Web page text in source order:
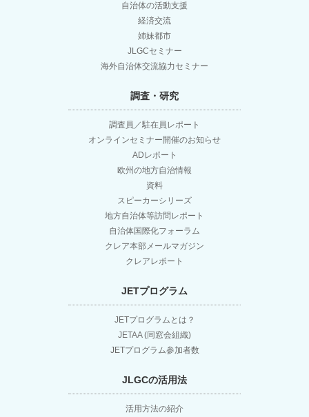
自治体の活動支援
経済交流
姉妹都市
JLGCセミナー
海外自治体交流協力セミナー
調査・研究
調査員／駐在員レポート
オンラインセミナー開催のお知らせ
ADレポート
欧州の地方自治情報
資料
スピーカーシリーズ
地方自治体等訪問レポート
自治体国際化フォーラム
クレア本部メールマガジン
クレアレポート
JETプログラム
JETプログラムとは？
JETAA (同窓会組織)
JETプログラム参加者数
JLGCの活用法
活用方法の紹介